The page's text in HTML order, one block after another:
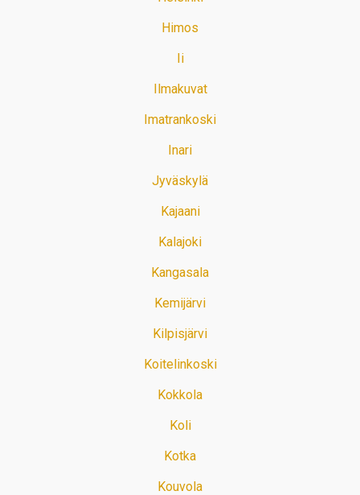
Himos
Ii
Ilmakuvat
Imatrankoski
Inari
Jyväskylä
Kajaani
Kalajoki
Kangasala
Kemijärvi
Kilpisjärvi
Koitelinkoski
Kokkola
Koli
Kotka
Kouvola